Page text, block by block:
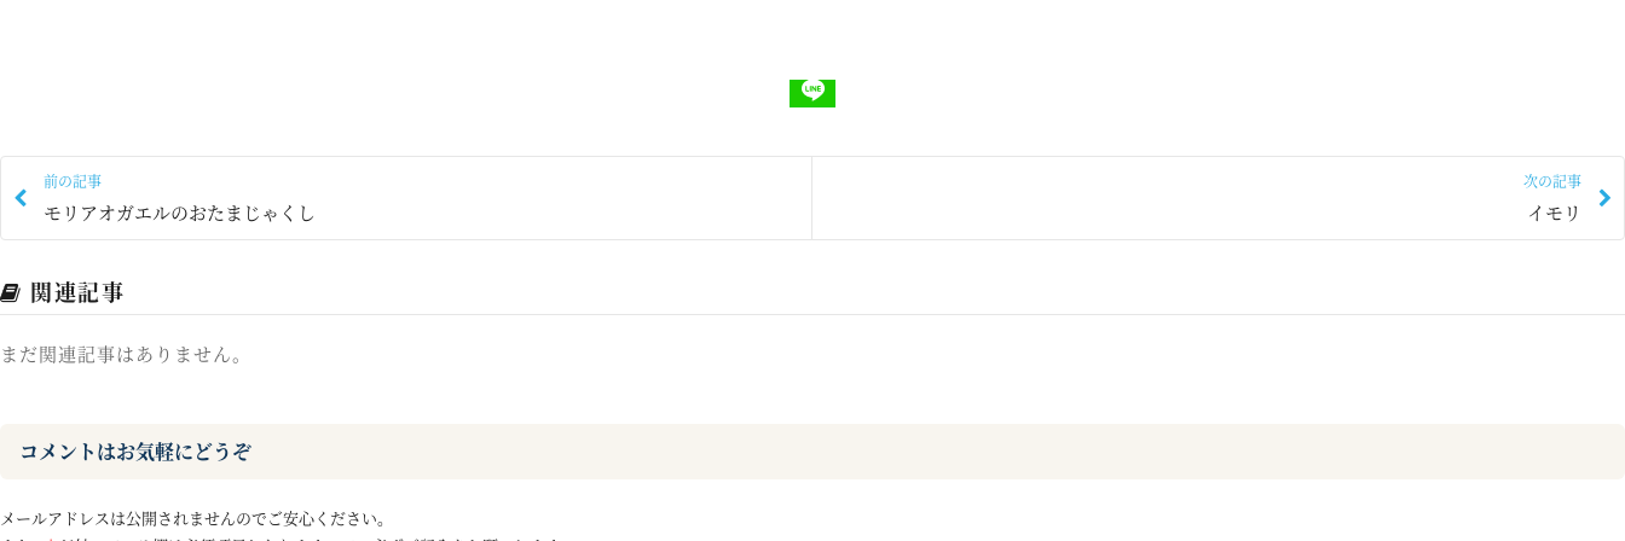
前の記事
モリアオガエルのおたまじゃくし
次の記事
イモリ
関連記事
まだ関連記事はありません。
コメントはお気軽にどうぞ
メールアドレスは公開されませんのでご安心ください。